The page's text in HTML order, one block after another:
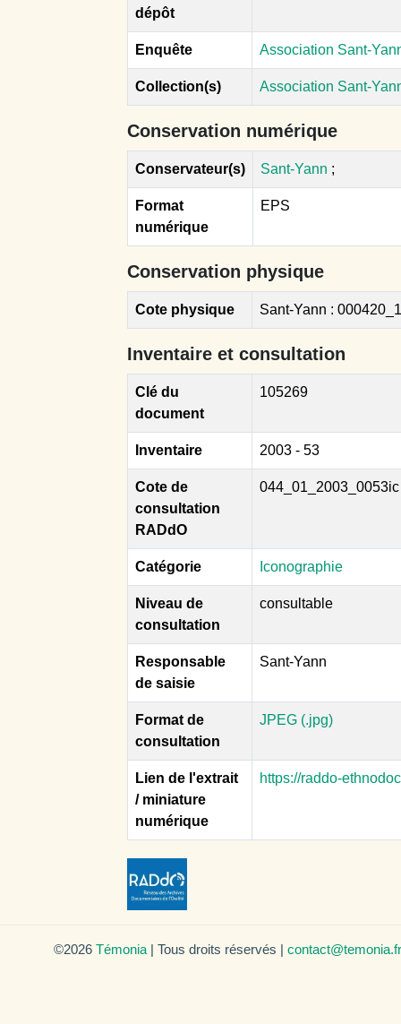
dépôt
Enquête Association Sant-
Collection(s) Association Sant-
Conservation numérique
Conservateur(s) Sant-Yann ;
Format
numérique
EPS
Conservation physique
Cote physique Sant-Yann :
Inventaire et consultation
Clé du
document
105269
Inventaire 2003 - 53
Cote de
consultation
RADdO
044_01_2003_0053ic
Catégorie Iconographie
Niveau de
consultation
consultable
Responsable
de saisie
Sant-Yann
Format de
consultation
JPEG (.jpg)
Lien de l'extrait
/ miniature
numérique
https://raddo-
©2026 Témonia | Tous droits réservés | contact@temonia.fr